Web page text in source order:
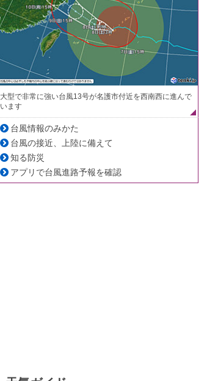
大型で非常に強い台風13号が名護市付近を西南西に進んで
います
台風情報のみかた
台風の接近、上陸に備えて
知る防災
アプリで台風進路予報を確認